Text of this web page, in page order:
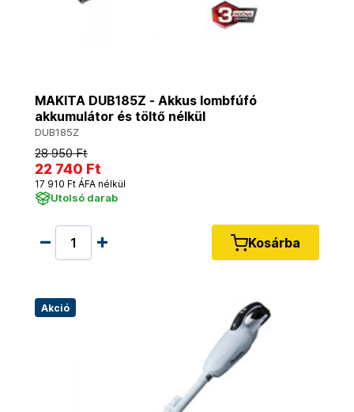
MAKITA DUB185Z - Akkus lombfúfó
akkumulátor és töltő nélkül
DUB185Z
28 950 Ft
22 740 Ft
17 910 Ft ÁFA nélkül
Utolsó darab
Kosárba
Akció